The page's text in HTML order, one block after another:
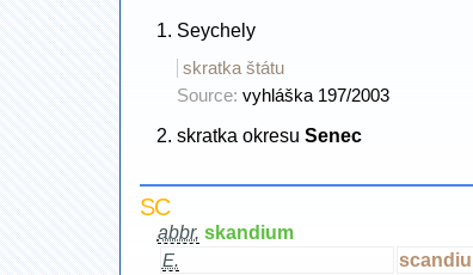
Seychely
skratka štátu
Source: vyhláška 197/2003
skratka okresuSenec
SC
abbr. skandium
E.